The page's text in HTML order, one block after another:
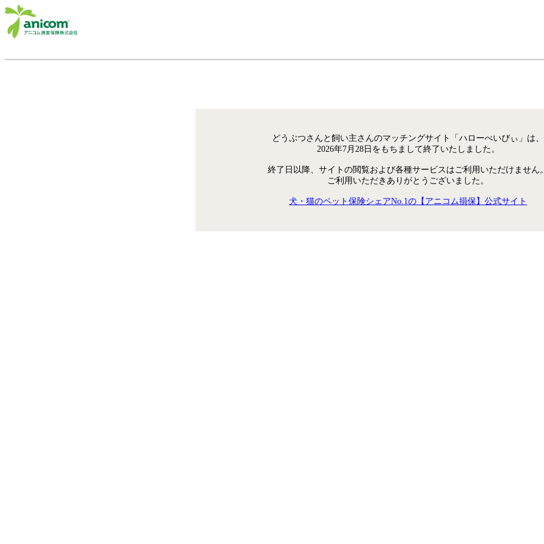
どうぶつさんと飼い主さんのマッチングサイト「ハローべいびぃ」は、
2026年7月28日をもちまして終了いたしました。
終了日以降、サイトの閲覧および各種サービスはご利用いただけません
ご利用いただきありがとうございました。
犬・猫のペット保険シェアNo.1の【アニコム損保】公式サイト